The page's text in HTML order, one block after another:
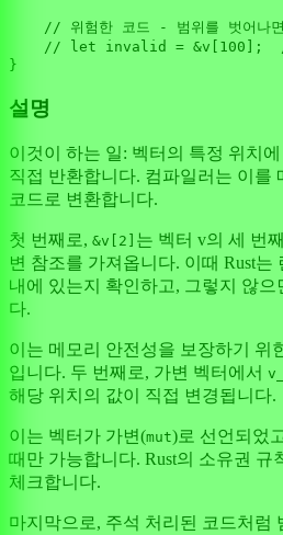
// 위험한 코드 - 범위를 벗어나
// let invalid = &v[100];  //
설명
이것이 하는 일: 벡터의 특정 위치
직접 반환합니다. 컴파일러는 이를
코드로 변환합니다.
첫 번째로, &v[2] 는 벡터 v의 세 번
변 참조를 가져옵니다. 이때 Rust는
내에 있는지 확인하고, 그렇지 않으
다.
이는 메모리 안전성을 보장하기 위
입니다. 두 번째로, 가변 벡터에서
해당 위치의 값이 직접 변경됩니다.
이는 벡터가 가변(mut)로 선언되었
때만 가능합니다. Rust의 소유권 규
체크합니다.
마지막으로, 주석 처리된 코드처럼